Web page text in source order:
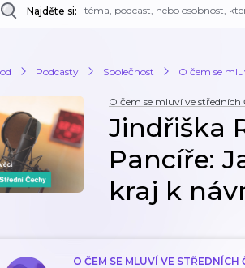
Najděte si:
Podcasty Společnost O čem se
O čem se mluví ve středních
Jindřiška
Pancíře:
kraj k
O ČEM SE MLUVÍ VE STŘEDNÍCH